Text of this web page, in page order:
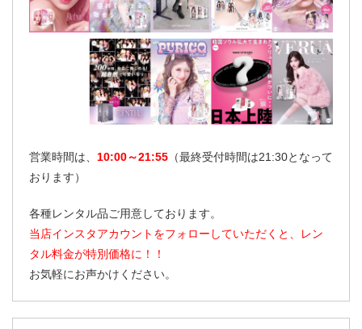
営業時間は、 10:00～21:55 （最終受付時間は21:30となって
おります）
各種レンタル品ご用意しております。
当店インスタアカウントをフォローしていただくと、レン
タル料金が特別価格に！！
お気軽にお声かけください。